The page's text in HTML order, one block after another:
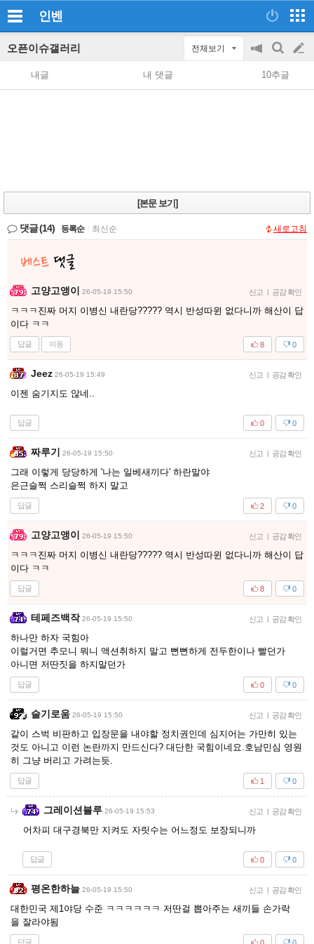
인벤
오픈이슈갤러리 전체보기
공
지
on/off
검
색
글
쓰
내글 내 댓글 10추글
[본문 보기]
댓글(14) 등록순 최신순 새로고침
고양고앵이 26-05-19 15:50 신고 | 공감 확인
ㅋㅋㅋ진짜 머지 이병신 내란당????? 역시 반성따윈 없다니까 해산이 답
이다 ㅋㅋ
답글 이동 0
8
Jeez 26-05-19 15:49 신고 | 공감 확인
이젠 숨기지도 않네..
답글 0
0
짜루기 26-05-19 15:50 신고 | 공감 확인
그래 이렇게 당당하게 '나는 일베새끼다' 하란말야
은근슬쩍 스리슬쩍 하지 말고
답글 0
2
고양고앵이 26-05-19 15:50 신고 | 공감 확인
ㅋㅋㅋ진짜 머지 이병신 내란당????? 역시 반성따윈 없다니까 해산이 답
이다 ㅋㅋ
답글 0
8
테페즈백작 26-05-19 15:50 신고 | 공감 확인
하나만 하자 국힘아
이럴거면 추모니 뭐니 액션취하지 말고 뻔뻔하게 전두한이나 빨던가
아니면 저딴짓을 하지말던가
답글 0
0
슬기로움 26-05-19 15:50 신고 | 공감 확인
같이 스벅 비판하고 입장문을 내야할 정치권인데 심지어는 가만히 있는
것도 아니고 이런 논란까지 만드신다? 대단한 국힘이네요.호남민심 영원
히 그냥 버리고 가려는듯.
답글 0
1
그레이션블루 26-05-19 15:53 신고 | 공감 확인
어차피 대구경북만 지켜도 자릿수는 어느정도 보장되니까
답글 0
0
평온한하늘 26-05-19 15:50 신고 | 공감 확인
대한민국 제1야당 수준 ㅋㅋㅋㅋㅋㅋ 저딴걸 뽑아주는 새끼들 손가락
을 잘라야됨
답글 0
0